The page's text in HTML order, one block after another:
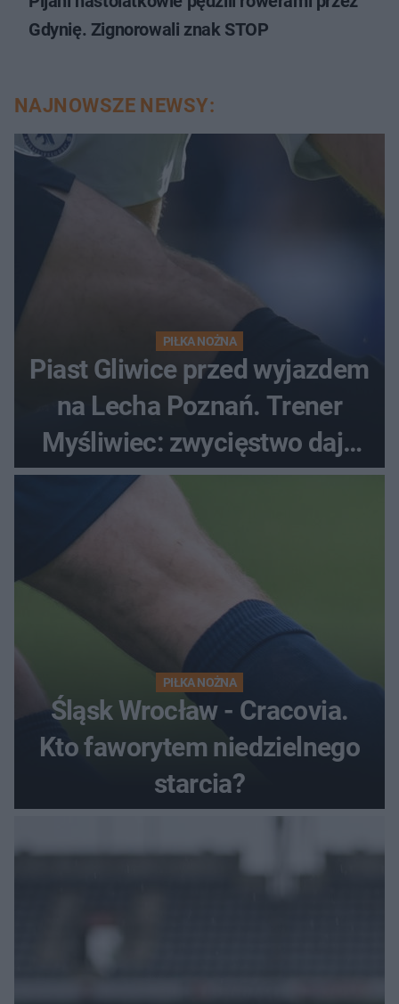
Gdynię. Zignorowali znak STOP
NAJNOWSZE NEWSY:
PIŁKA NOŻNA
Piast Gliwice przed wyjazdem
na Lecha Poznań. Trener
Myśliwiec: zwycięstwo daje
satysfakcję
PIŁKA NOŻNA
Śląsk Wrocław - Cracovia.
Kto faworytem niedzielnego
starcia?